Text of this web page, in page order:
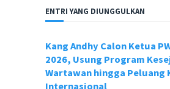
ENTRI YANG DIUNGGULKAN
Kang Andhy Calon Ketua
2026, Usung Program
Wartawan hingga Peluang
Internasional